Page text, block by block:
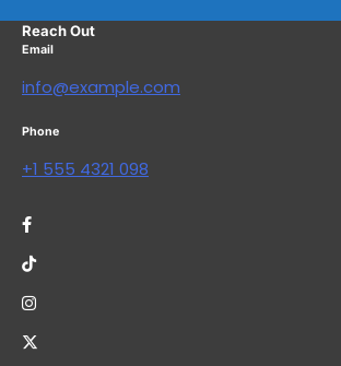
Reach Out
Email
info@example.com
Phone
+1 555 4321 098